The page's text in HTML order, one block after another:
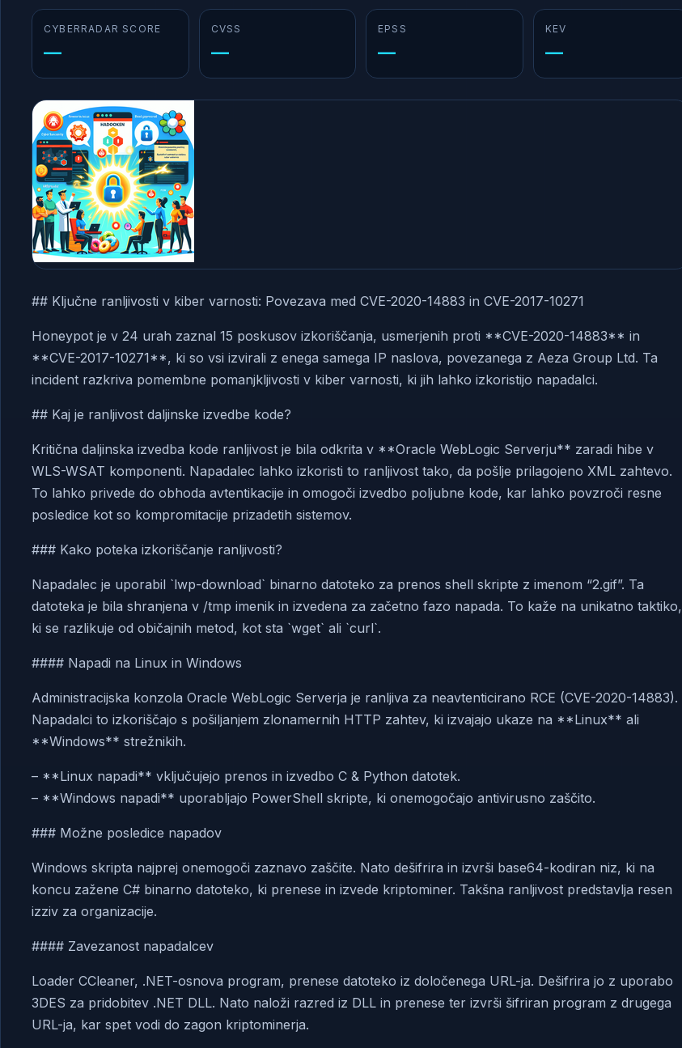
CYBERRADAR SCORE
—
CVSS
—
EPSS
—
KEV
—
## Ključne ranljivosti v kiber varnosti: Povezava med CVE-2020-14883 in CVE-2017-10271
Honeypot je v 24 urah zaznal 15 poskusov izkoriščanja, usmerjenih proti **CVE-2020-14883** in
**CVE-2017-10271**, ki so vsi izvirali z enega samega IP naslova, povezanega z Aeza Group Ltd. Ta
incident razkriva pomembne pomanjkljivosti v kiber varnosti, ki jih lahko izkoristijo napadalci.
## Kaj je ranljivost daljinske izvedbe kode?
Kritična daljinska izvedba kode ranljivost je bila odkrita v **Oracle WebLogic Serverju** zaradi hibe v
WLS-WSAT komponenti. Napadalec lahko izkoristi to ranljivost tako, da pošlje prilagojeno XML zahtevo.
To lahko privede do obhoda avtentikacije in omogoči izvedbo poljubne kode, kar lahko povzroči resne
posledice kot so kompromitacije prizadetih sistemov.
### Kako poteka izkoriščanje ranljivosti?
Napadalec je uporabil `lwp-download` binarno datoteko za prenos shell skripte z imenom “2.gif”. Ta
datoteka je bila shranjena v /tmp imenik in izvedena za začetno fazo napada. To kaže na unikatno taktiko,
ki se razlikuje od običajnih metod, kot sta `wget` ali `curl`.
#### Napadi na Linux in Windows
Administracijska konzola Oracle WebLogic Serverja je ranljiva za neavtenticirano RCE (CVE-2020-14883).
Napadalci to izkoriščajo s pošiljanjem zlonamernih HTTP zahtev, ki izvajajo ukaze na **Linux** ali
**Windows** strežnikih.
– **Linux napadi** vključujejo prenos in izvedbo C & Python datotek.
– **Windows napadi** uporabljajo PowerShell skripte, ki onemogočajo antivirusno zaščito.
### Možne posledice napadov
Windows skripta najprej onemogoči zaznavo zaščite. Nato dešifrira in izvrši base64-kodiran niz, ki na
koncu zažene C# binarno datoteko, ki prenese in izvede kriptominer. Takšna ranljivost predstavlja resen
izziv za organizacije.
#### Zavezanost napadalcev
Loader CCleaner, .NET-osnova program, prenese datoteko iz določenega URL-ja. Dešifrira jo z uporabo
3DES za pridobitev .NET DLL. Nato naloži razred iz DLL in prenese ter izvrši šifriran program z drugega
URL-ja, kar spet vodi do zagon kriptominerja.